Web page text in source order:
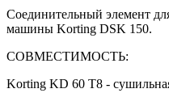
Соединительный элемент
машины Korting DSK 150.
СОВМЕСТИМОСТЬ:
Korting KD 60 T8 -